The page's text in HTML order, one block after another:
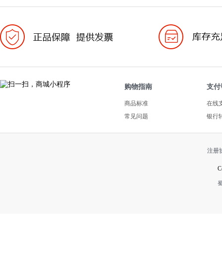
购物指南
商品标准
常见问题
支付
在线
银行
注册